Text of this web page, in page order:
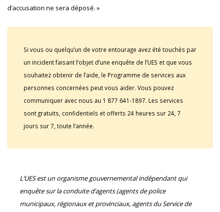
d’accusation ne sera déposé. »
Si vous ou quelqu’un de votre entourage avez été touchés par
un incident faisant l’objet d’une enquête de l’UES et que vous
souhaitez obtenir de l’aide, le Programme de services aux
personnes concernées peut vous aider. Vous pouvez
communiquer avec nous au 1 877 641-1897. Les services
sont gratuits, confidentiels et offerts 24 heures sur 24, 7
jours sur 7, toute l’année.
L’UES est un organisme gouvernemental indépendant qui
enquête sur la conduite d’agents (agents de police
municipaux, régionaux et provinciaux, agents du Service de